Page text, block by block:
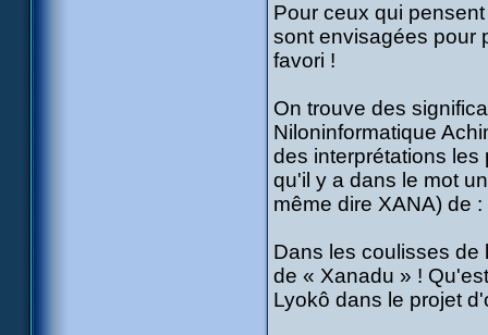
Pour ceux qui
sont envisagées pour
favori !
On trouve des
Niloninformatique
des interprétations
qu'il y a dans le mot
même dire XANA) de
Dans les coulisses de
de « Xanadu » !
Lyokô dans le projet